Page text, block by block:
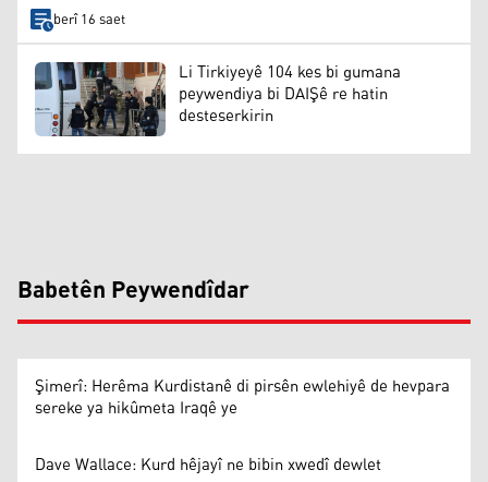
berî 16 saet
Li Tirkiyeyê 104 kes bi gumana
peywendiya bi DAIŞê re hatin
desteserkirin
Babetên Peywendîdar
Şimerî: Herêma Kurdistanê di pirsên ewlehiyê de hevpara
sereke ya hikûmeta Iraqê ye
Dave Wallace: Kurd hêjayî ne bibin xwedî dewlet